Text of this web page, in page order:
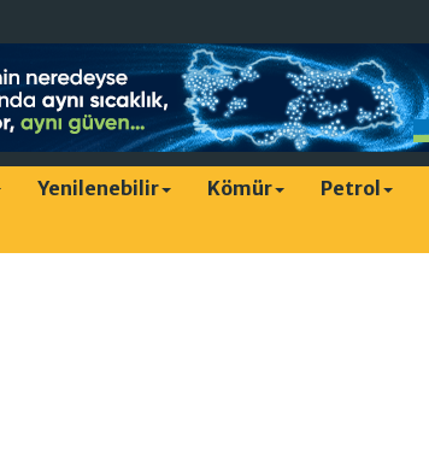
Yenilenebilir Kömür Petrol